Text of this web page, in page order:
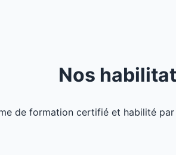
Nos
de formation certifié et habilité